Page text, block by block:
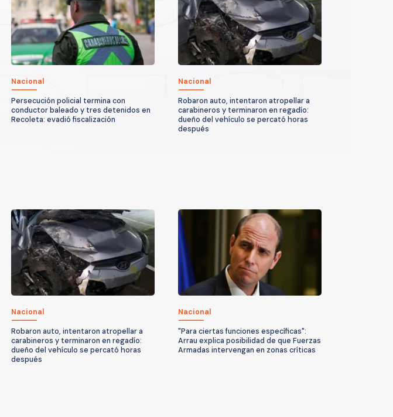
Nacional
Persecución policial termina con
conductor baleado y tres detenidos en
Recoleta: evadió fiscalización
Nacional
Robaron auto, intentaron atropellar a
carabineros y terminaron en regadío:
dueño del vehículo se percató horas
después
Nacional
Robaron auto, intentaron atropellar a
carabineros y terminaron en regadío:
dueño del vehículo se percató horas
después
Nacional
"Para ciertas funciones específicas":
Arrau explica posibilidad de que Fuerzas
Armadas intervengan en zonas críticas